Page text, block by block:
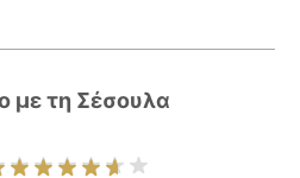
με τη Σέσουλα